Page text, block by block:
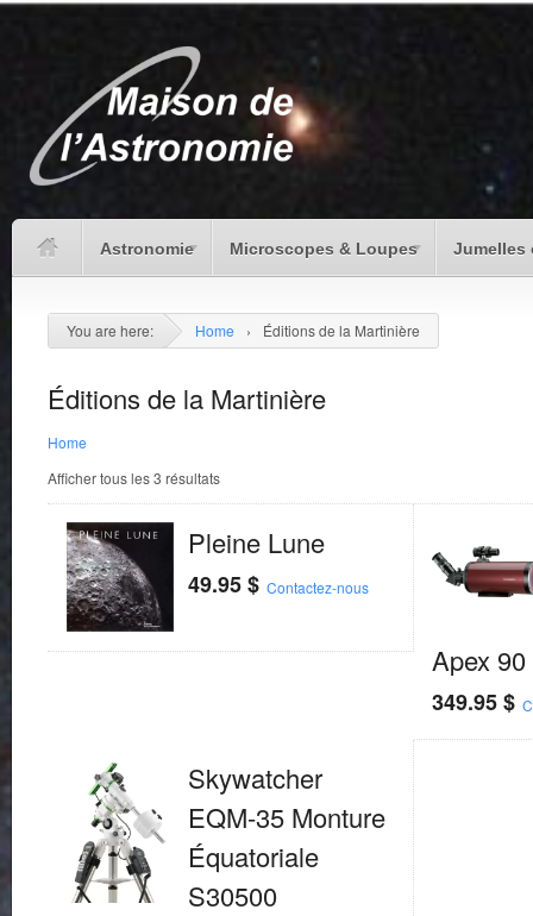
Astronomie Microscopes & Loupes Jumelles
You are here: Home › Éditions de la Martinière
Éditions de la Martinière
Home
Afficher tous les 3 résultats
Pleine Lune
49.95$ Contactez-nous
Apex
349.95$
Skywatcher
EQM-35 Monture
Équatoriale
S30500